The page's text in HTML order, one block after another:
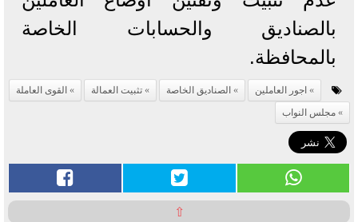
بالصناديق والحسابات الخاصة
بالمحافظة.
اجور العاملين الصناديق الخاصة تثبيت العمالة
القوى العاملة
مجلس النواب
⇧